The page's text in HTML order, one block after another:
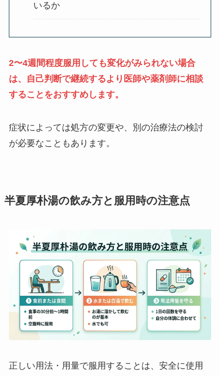
いるか
2〜4週間程度服用しても変化がみられない場合
は、自己判断で継続するより医師や薬剤師に相談
することをおすすめします。
症状によっては処方の変更や、別の治療法の検討
が必要なこともあります。
半夏厚朴湯の飲み方と服用時の注意点
正しい用法・用量で服用することは、安全に使用